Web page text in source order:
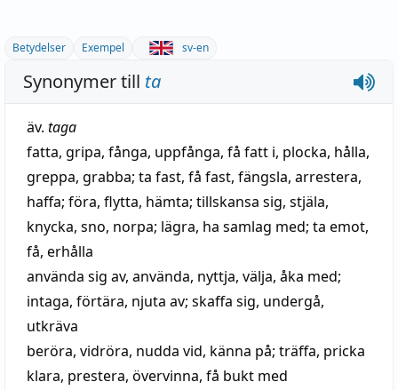
Betydelser Exempel sv-en
Synonymer till ta
äv. taga
fatta, gripa, fånga, uppfånga, få fatt i, plocka, hålla,
greppa, grabba; ta fast, få fast, fängsla, arrestera,
haffa; föra, flytta, hämta; tillskansa sig, stjäla,
knycka, sno, norpa; lägra, ha samlag med; ta emot,
få, erhålla
använda sig av, använda, nyttja, välja, åka med;
intaga, förtära, njuta av; skaffa sig, undergå,
utkräva
beröra, vidröra, nudda vid, känna på; träffa, pricka
klara, prestera, övervinna, få bukt med